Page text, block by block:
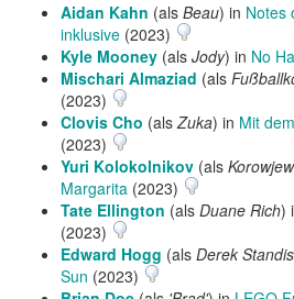
Aidan Kahn (als Beau) in Notes
inklusive (2023)
Kyle Mooney (als Jody) in No
Mischari Almaziad (als
(2023)
Clovis Cho (alsZuka) in Mit
(2023)
Yuri Kolokolnikov (als Korowjew
Margarita (2023)
Tate Ellington (als Duane Rich)
(2023)
Edward Hogg (als Derek
Sun (2023)